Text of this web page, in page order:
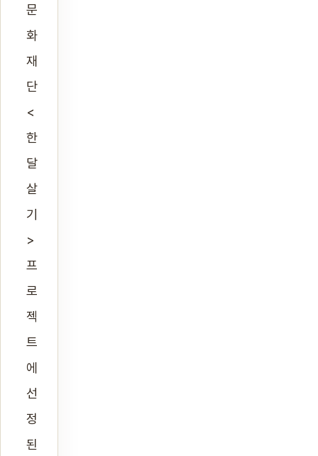
문
화
재
단
<
한
달
살
기
>
프
로
젝
트
에
선
정
된